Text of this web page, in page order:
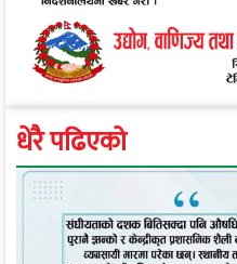
धेरै पढिएको